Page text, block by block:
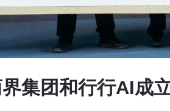
集团和行行AI成